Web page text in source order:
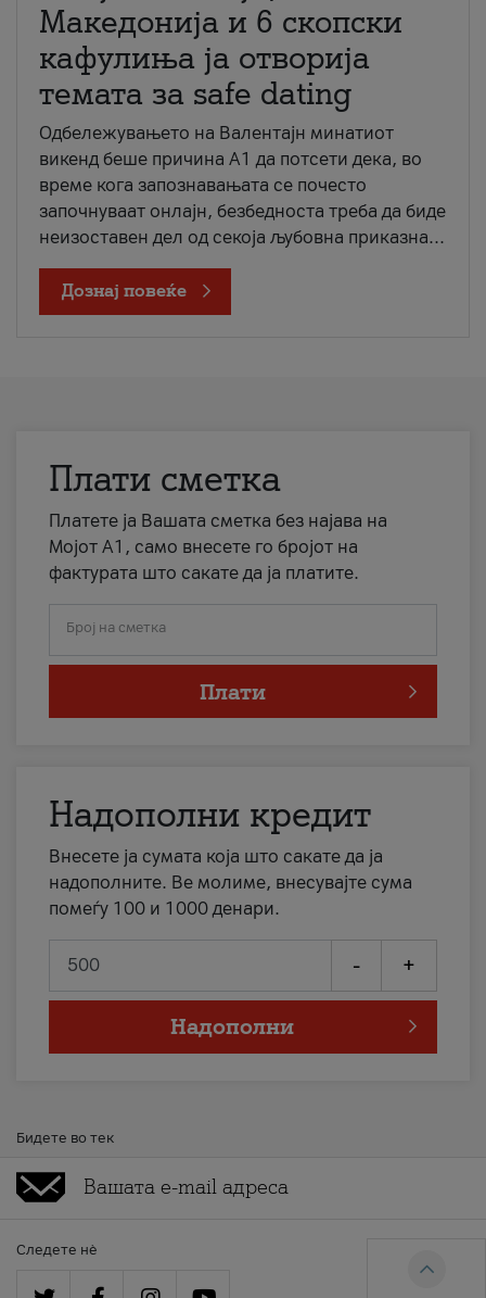
Македонија и 6 скопски
кафулиња ја отворија
темата за safe dating
Одбележувањето на Валентајн минатиот
викенд беше причина А1 да потсети дека, во
време кога запознавањата се почесто
започнуваат онлајн, безбедноста треба да биде
неизоставен дел од секоја љубовна приказна...
Дознај повеќе
Плати сметка
Платете ја Вашата сметка без најава на
Мојот А1, само внесете го бројот на
фактурата што сакате да ја платите.
Број на сметка
Плати
Надополни кредит
Внесете ја сумата која што сакате да ја
надополните. Ве молиме, внесувајте сума
помеѓу 100 и 1000 денари.
- +
Надополни
Бидете во тек
Следете нè